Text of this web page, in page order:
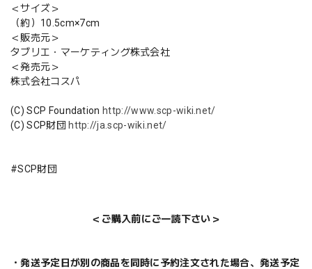
＜サイズ＞
（約）10.5cm×7cm
＜販売元＞
タブリエ・マーケティング株式会社
＜発売元＞
株式会社コスパ
(C) SCP Foundation http://www.scp-wiki.net/
(C) SCP財団 http://ja.scp-wiki.net/
#SCP財団
＜ご購入前にご一読下さい＞
・発送予定日が別の商品を同時に予約注文された場合、発送予定